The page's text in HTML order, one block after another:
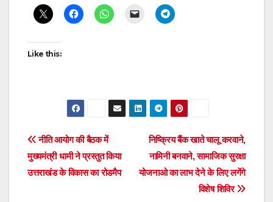
Like this:
Post
navigation
निष्क्रिय बैंक खाते चालू करवाने,
नामिनी बनवाने, सामाजिक सुरक्षा
योजनाओ का लाभ देने के लिए लगेंगे
विशेष शिविर
नीति आयोग की बैठक में
मुख्यमंत्री धामी ने प्रस्तुत किया
उत्तराखंड के विकास का रोडमैप